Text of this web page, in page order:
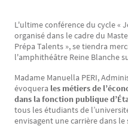
Texte
L'ultime conférence du cycle «
organisé dans le cadre du
Prépa Talents », se tiendra
l'amphithéâtre Reine Blanche
Madame Manuella PERI,
évoquera les métiers de
dans la fonction publique
tous les étudiants de
envisagent une carrière dans